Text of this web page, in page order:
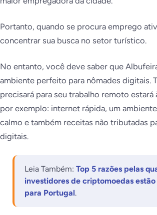
Portanto, quando se procura emprego
concentrar sua busca no setor turístico.
No entanto, você deve saber que
ambiente perfeito para nômades digitais.
precisará para seu trabalho remoto estará
por exemplo: internet rápida, um
calmo e também receitas não tributadas
digitais.
Leia Também: Top 5 razões pelas
investidores de criptomoedas
para Portugal.